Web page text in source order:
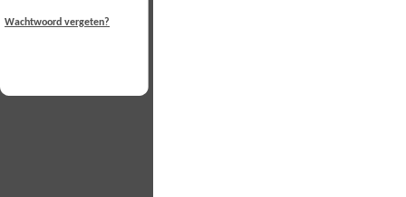
Wachtwoord vergeten?